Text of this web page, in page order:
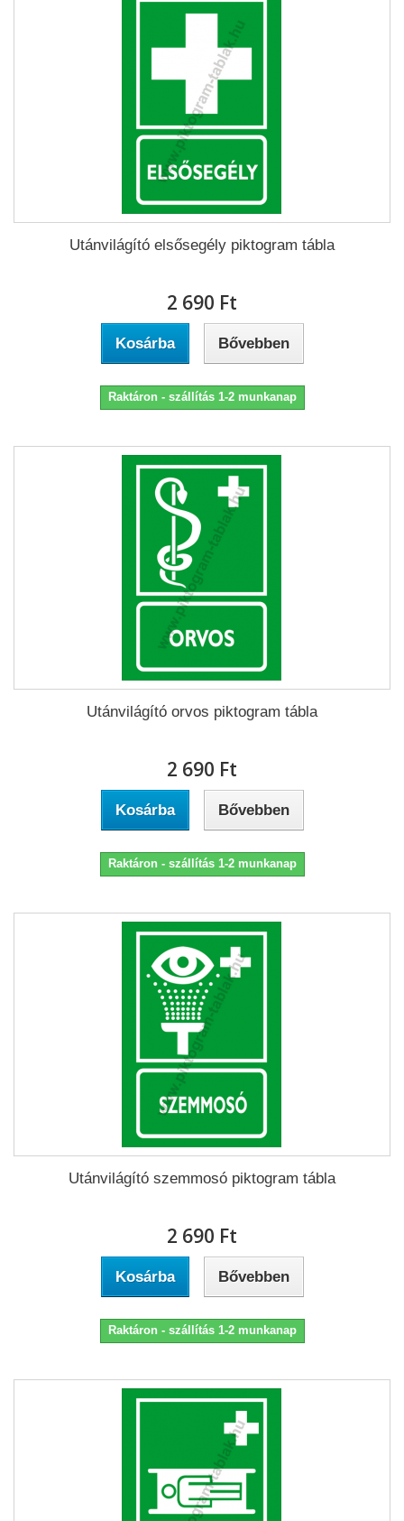
Utánvilágító elsősegély piktogram tábla
2 690 Ft‎
Kosárba Bővebben
Raktáron - szállítás 1-2 munkanap
Utánvilágító orvos piktogram tábla
2 690 Ft‎
Kosárba Bővebben
Raktáron - szállítás 1-2 munkanap
Utánvilágító szemmosó piktogram tábla
2 690 Ft‎
Kosárba Bővebben
Raktáron - szállítás 1-2 munkanap